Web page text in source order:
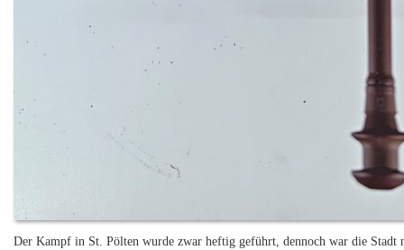
Der Kampf in St. Pölten wurde zwar heftig geführt, dennoch war die Stadt